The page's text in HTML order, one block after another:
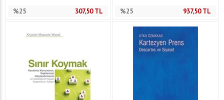
%25
307,50TL
%25
937,50TL